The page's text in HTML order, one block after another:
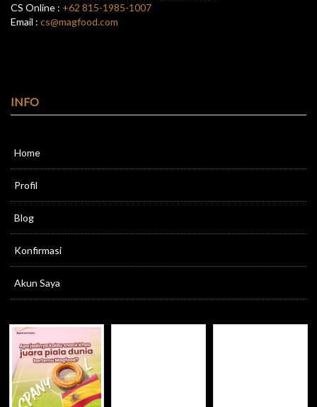
CS Online : +62 815-1985-1007
Email : cs@magfood.com
INFO
Home
Profil
Blog
Konfirmasi
Akun Saya